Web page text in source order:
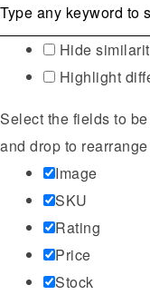
Hide
Highlight
Select the fields to
and drop to
Image
SKU
Rating
Price
Stock